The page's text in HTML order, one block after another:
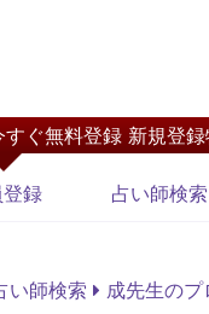
すぐ無料登録 新規登
録 占い師検索
い師検索 成先生の